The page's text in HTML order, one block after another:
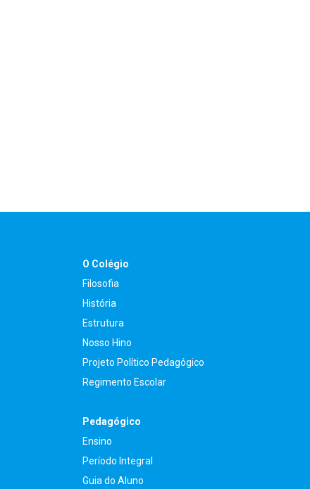
O Colégio
Filosofia
História
Estrutura
Nosso Hino
Projeto Político Pedagógico
Regimento Escolar
Pedagógico
Ensino
Período Integral
Guia do Aluno